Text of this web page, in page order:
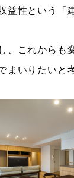
益性という「
、これからも
まいりたいと